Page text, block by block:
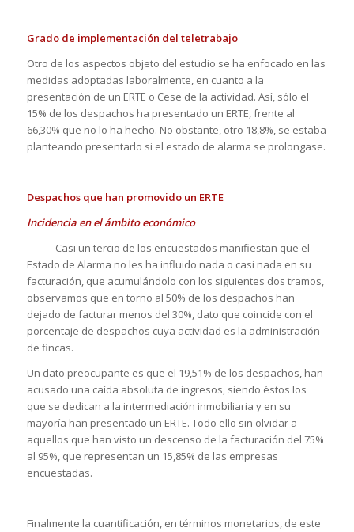
Grado de implementación del teletrabajo
Otro de los aspectos objeto del estudio se ha enfocado en las
medidas adoptadas laboralmente, en cuanto a la
presentación de un ERTE o Cese de la actividad. Así, sólo el
15% de los despachos ha presentado un ERTE, frente al
66,30% que no lo ha hecho. No obstante, otro 18,8%, se estaba
planteando presentarlo si el estado de alarma se prolongase.
Despachos que han promovido un ERTE
Incidencia en el ámbito económico
Casi un tercio de los encuestados manifiestan que el
Estado de Alarma no les ha influido nada o casi nada en su
facturación, que acumulándolo con los siguientes dos tramos,
observamos que en torno al 50% de los despachos han
dejado de facturar menos del 30%, dato que coincide con el
porcentaje de despachos cuya actividad es la administración
de fincas.
Un dato preocupante es que el 19,51% de los despachos, han
acusado una caída absoluta de ingresos, siendo éstos los
que se dedican a la intermediación inmobiliaria y en su
mayoría han presentado un ERTE. Todo ello sin olvidar a
aquellos que han visto un descenso de la facturación del 75%
al 95%, que representan un 15,85% de las empresas
encuestadas.
Finalmente la cuantificación, en términos monetarios, de este